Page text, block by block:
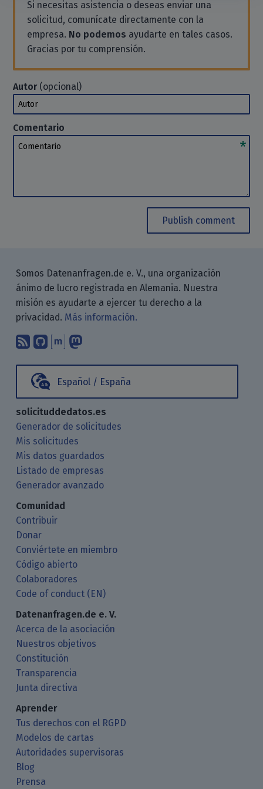
Si necesitas asistencia o deseas enviar una
solicitud, comunícate directamente con la
empresa. No podemos ayudarte en tales casos.
Gracias por tu comprensión.
Autor(opcional)
Autor
Comentario
Comentario
Publish comment
Somos Datenanfragen.de e. V., una organización
ánimo de lucro registrada en Alemania. Nuestra
misión es ayudarte a ejercer tu derecho a la
privacidad. Más información.
Suscríbete a nuestro blog a través
Encuéntranos en GitHub
Encuéntranos en Matrix
Español / España
solicituddedatos.es
Generador de solicitudes
Mis solicitudes
Mis datos guardados
Listado de empresas
Generador avanzado
Comunidad
Contribuir
Donar
Conviértete en miembro
Código abierto
Colaboradores
Code of conduct (EN)
Datenanfragen.de e. V.
Acerca de la asociación
Nuestros objetivos
Constitución
Transparencia
Junta directiva
Aprender
Tus derechos con el RGPD
Modelos de cartas
Autoridades supervisoras
Blog
Prensa